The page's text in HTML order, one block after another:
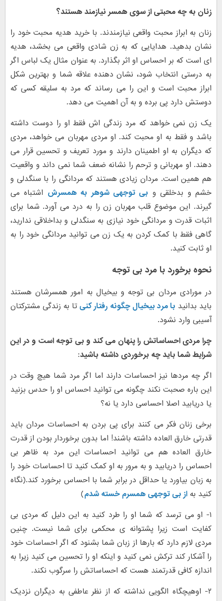
زنان به چه محبتی از سوی همسر نیازمند هستند؟
زنان به ابراز محبت واقعی نیازمندند. با خرید هدیه محبت خود را
نشان بدهید. هدایایی که به زن شادی واقعی می بخشد، هدیه
ای است که بر احساس او اثر بگذارد. به عنوان مثال یک لباس اگر
به درستی انتخاب شود، نشان دهنده علاقه شما و بهترین شکل
ابراز محبت است و این را می رساند که مرد به سلیقه کسی که
دوستش دارد پی برده و به آن اهمیت می دهد.
یک زن نمی خواهد که مرد زندگی اش فقط او را دوست داشته
باشد و فقط به او محبت کند. او مردی مهربان می خواهد، مردی
که دیگران به او اطمینان دارند و مورد تعریف و تحسین قرار می
دهند. او مهربانی و ترحم را نشانه ضعف شما نمی داند و واقعیت
هم همین است. مردان زیادی هستند که مردانگی را با سنگدلی و
خشم و بدخلقی و بی توجهی شوهر به همسرش اشتباه می
گیرند. این موضوع قلب مهربان زن را به درد می آورد. شما برای
اثبات قدرت و مردانگی خود نیازی به سنگدلی و بداخلاقی ندارید،
گاهی فقط با کمک کردن به یک زن می توانید مردانگی خود را به
او ثابت کنید.
نحوه برخورد با مرد بی توجه
در مورادی مردان بی توجه و بیخیال به امور همسرشان هستند
باید بدانید با مرد بیخیال چگونه رفتار کنی تا به زندگی مشترکتان
آسیبی وارد نشود.
چرا مردی احساساتش را پنهان می کند و بی توجه است و در این
شرایط شما باید چه برخوردی داشته باشید:
اگر چه مردها نیز احساسات دارند اما اگر مرد شما هیچ وقت در
این باره صحبت نکند چگونه می توانید احساس او را حدس بزنید
یا دریابید اصلا احساسی دارد یا نه؟
برخی زنان فکر می کنند برای پی بردن به احساسات مردان باید
قدرتی خارق العاده داشته باشند! اما بدون برخوردار بودن از قدرت
خارق العاده هم می توانید احساسات این مرد به ظاهر بی
احساس را دریابید و به مرور به او کمک کنید تا احساسات خود را
به زبان بیاورد یا حداقل در برابر شما با احساس برخورد کند.(نگاه
کنید به از بی توجهی همسرم خسته شدم)
۱- او می ترسد که شما او را طرد کنید به این دلیل که مردی بی
کفایت است زیرا پشتوانه ی محکمی برای شما نیست. چنین
مردی لازم دارد که بارها از زبان شما بشنود که اگر احساسات خود
را آشکار کند ترکش نمی کنید و اینکه او را تحسین می کنید زیرا به
اندازه کافی قدرتمند هست که احساساتش را سرگوب نکند.
۲- اوهیچگاه الگویی نداشته که از نظر عاطفی به دیگران نزدیک